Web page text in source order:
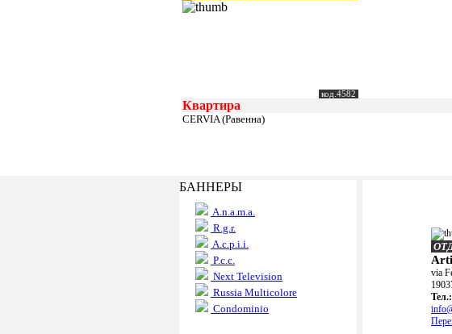
код.4582
Квартира
CERVIA (Равенна)
БАННЕРЫ
A.n.a.m.a.
R.g.r.
A.c.p.i.i.
P.c.c.
Next Television
Russia Multicolore
Condominio
via
Teл.: